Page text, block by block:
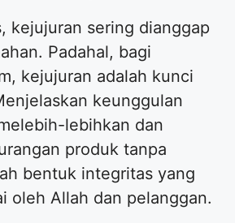
kejujuran sering dianggap
Padahal, bagi
kejujuran adalah kunci
keunggulan
lebihkan dan
produk tanpa
bentuk integritas yang
oleh Allah dan pelanggan.